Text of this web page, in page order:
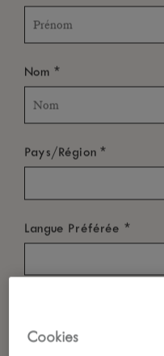
Nom *
Pays/Région*
Langue Préférée *
Cookies